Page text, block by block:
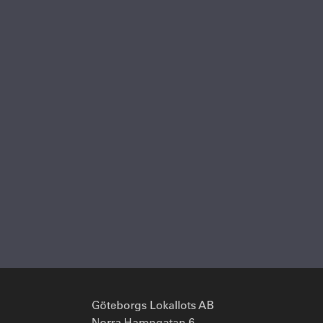
Göteborgs Lokallots AB